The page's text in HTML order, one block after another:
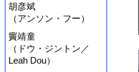
胡彦斌
（アンソン・フー）
竇靖童
（ドウ・ジントン／
Leah Dou）